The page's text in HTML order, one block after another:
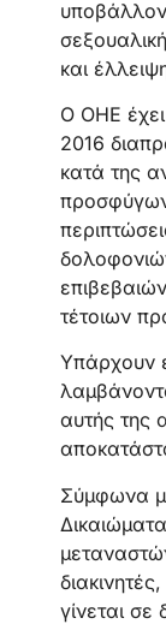
και
Ο ΟΗΕ έχει
2016
κατά της
τέτοιων
Υπάρχουν
αυτής της
Σύμφωνα
γίνεται σε